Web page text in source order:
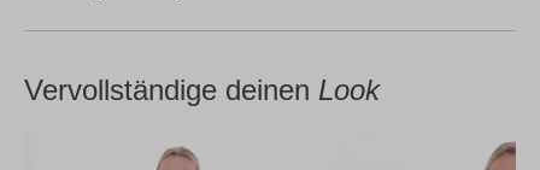
Vervollständige deinen Look